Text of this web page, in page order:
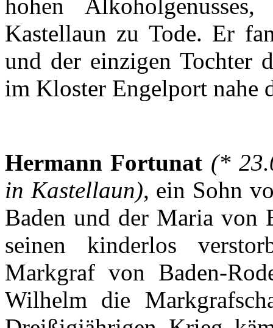
hohen
Alkoholgenusses,
Kastellaun zu Tode. Er
und der einzigen Tochter
im Kloster Engelport nahe
HermannFortunat (*
in Kastellaun), ein Sohn
Baden und der Maria von
seinen
kinderlos
Markgraf von Baden-
Wilhelm die